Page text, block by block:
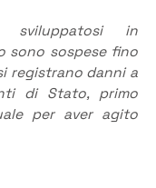
in
sono sospese fino
registrano danni a
di Stato, primo
per aver agito